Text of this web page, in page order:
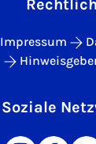
Impressum
Soziale